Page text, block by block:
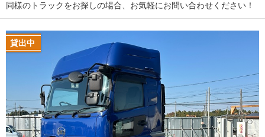
同様のトラックをお探しの場合、お気軽にお問い合わせください！
貸出中